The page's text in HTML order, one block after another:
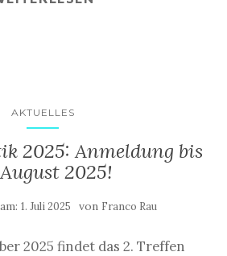
AKTUELLES
2025: Anmeldung bis
2025!
1. Juli 2025 von Franco Rau
2025 findet das 2. Treffen